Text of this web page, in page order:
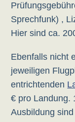
Sprechfunk) ,
Hier sind ca.
Ebenfalls nicht
jeweiligen
entrichtenden
€ pro Landung.
Ausbildung